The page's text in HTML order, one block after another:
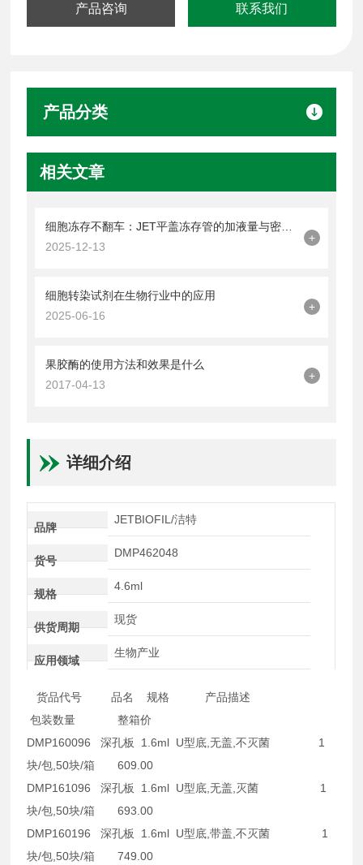
产品咨询 联系我们
产品分类
相关文章
2025-12-13
+
细胞转染试剂在生物行业中的应用
2025-06-16
+
果胶酶的使用方法和效果是什么
2017-04-13
+
详细介绍
品牌
JETBIOFIL/洁特
货号
DMP462048
规格
4.6ml
供货周期
现货
应用领域
生物产业
货品代号 品名 规格 产品描述
包装数量 整箱价
DMP160096 深孔板 1.6ml U型底,无盖,不灭菌 1
块/包,50块/箱 609.00
DMP161096 深孔板 1.6ml U型底,无盖,灭菌 1
块/包,50块/箱 693.00
DMP160196 深孔板 1.6ml U型底,带盖,不灭菌 1
块/包,50块/箱 749.00